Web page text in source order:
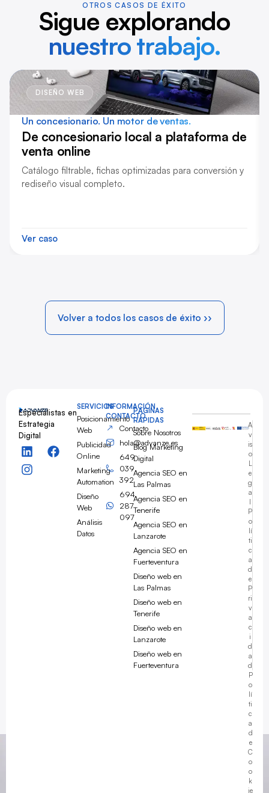
OTROS CASOS DE ÉXITO
Sigue explorando
nuestro trabajo.
DISEÑO WEB
Un concesionario. Un motor de ventas.
De concesionario local a plataforma de
venta online
Catálogo filtrable, fichas optimizadas para conversión y
rediseño visual completo.
Ver caso
Volver a todos los casos de éxito ››
Especialistas en
Estrategia
Digital
PÁGINAS
RÁPIDAS
Sobre Nosotros
Blog Marketing
Digital
Agencia SEO en
Las Palmas
Agencia SEO en
Tenerife
Agencia SEO en
Lanzarote
Agencia SEO en
Fuerteventura
Diseño web en
Las Palmas
Diseño web en
Tenerife
Diseño web en
Lanzarote
Diseño web en
Fuerteventura
SERVICIOS
Posicionamiento
Web
Publicidad
Online
Marketing
Automation
Diseño
Web
Análisis
Datos
INFORMACIÓN
CONTACTO
Contacto
hola@advanze.es
649
039
392
694
287
097
A
v
is
o
L
e
g
a
l
P
o
lí
ti
c
a
d
e
P
ri
v
a
c
i
d
a
d
P
o
lí
ti
c
a
d
e
C
o
o
k
ie